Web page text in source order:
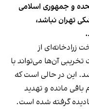
و جمهوری اسلامی
تهران نباشد،
زرادخانه‌ای از
آن‌ها می‌تواند با
این در حالی است که
باقی مانده و تهدید
گرفته شده است.